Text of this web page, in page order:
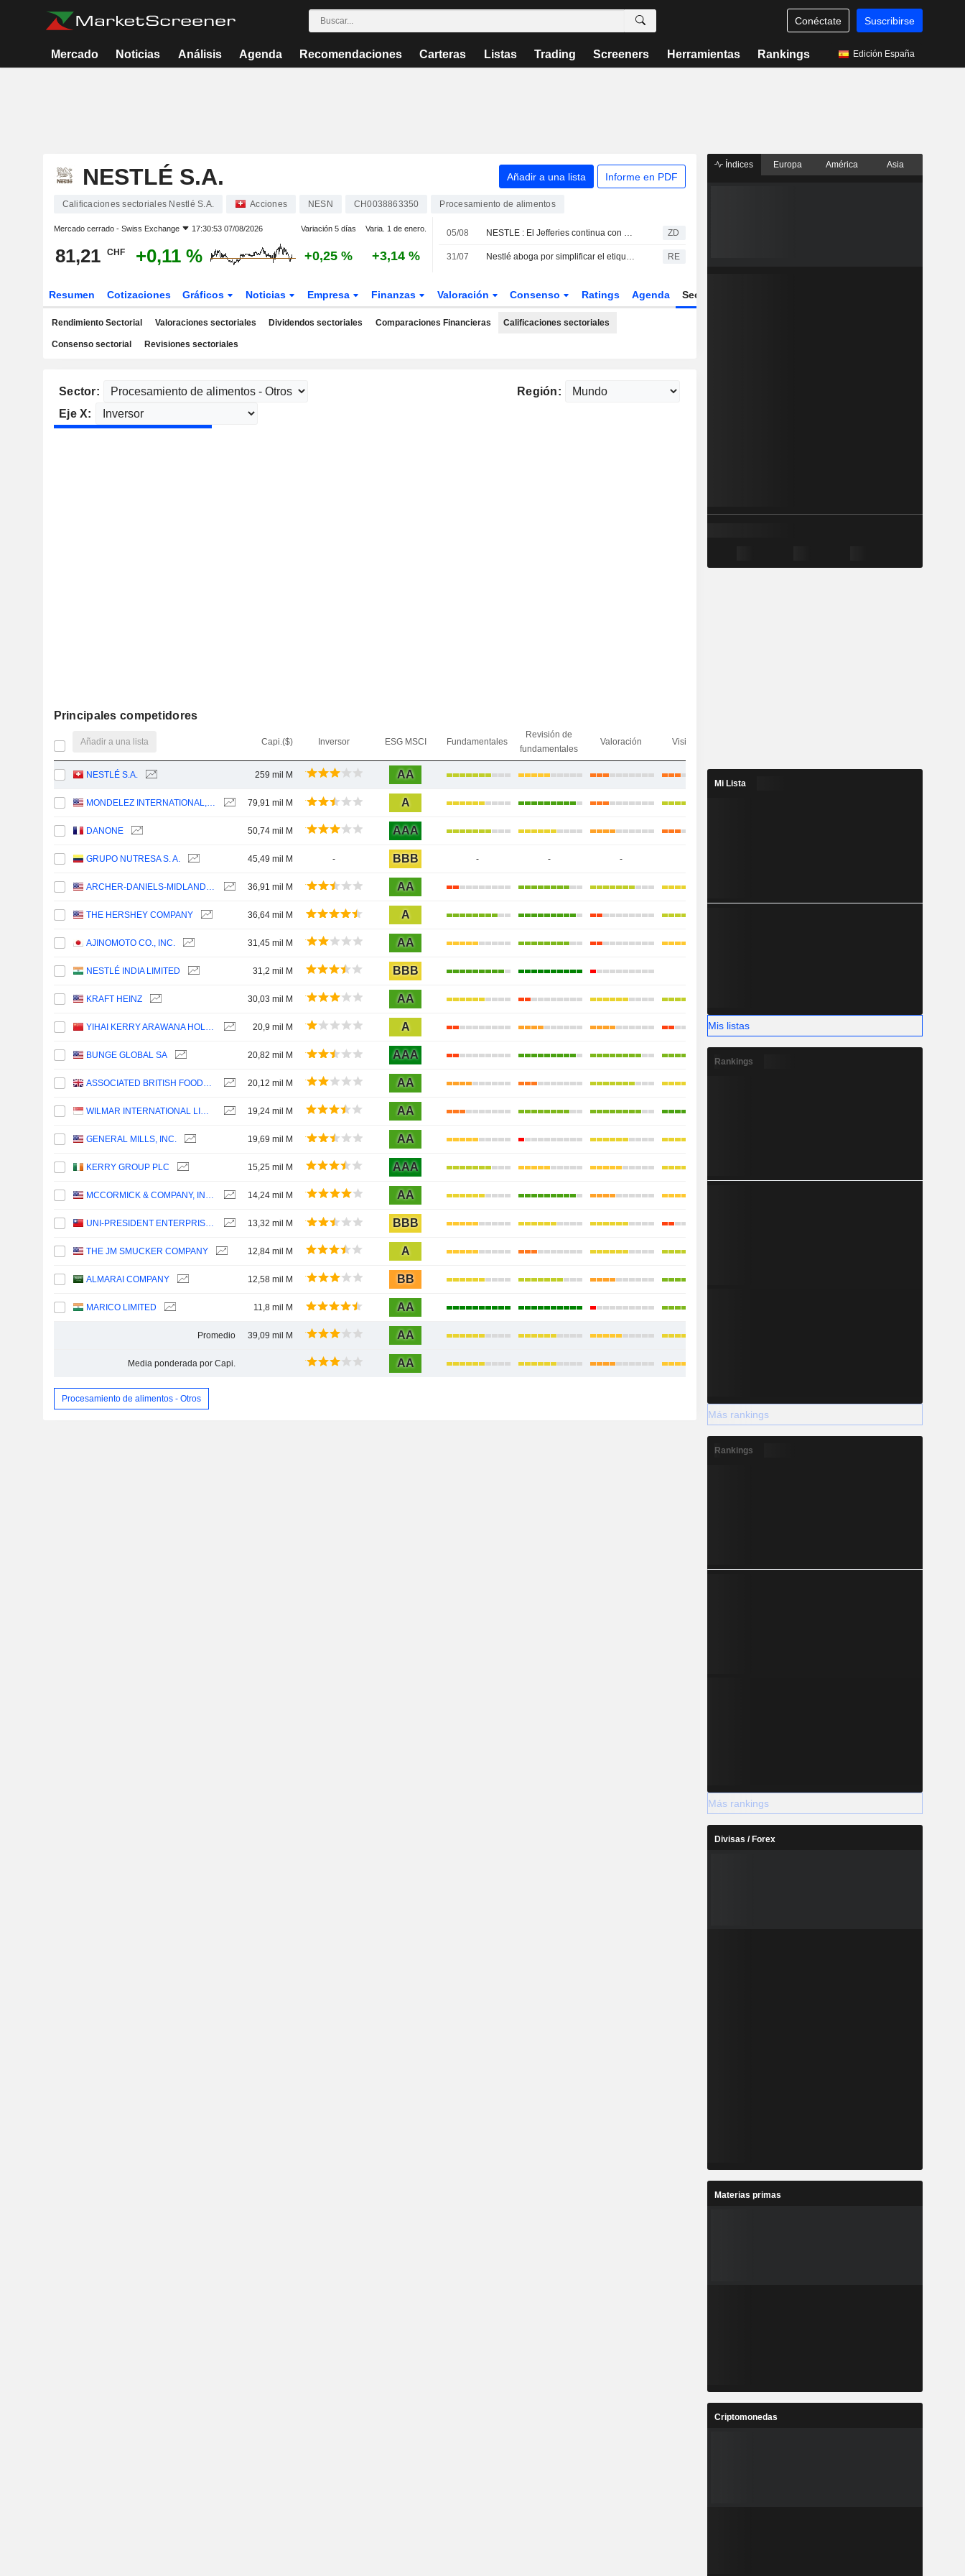
Conéctate Suscribirse
Mercado Noticias Análisis Agenda Recomendaciones Carteras Listas Trading Screeners Herramientas Rankings Edición España
NESTLÉ S.A. Añadir a una lista Informe en PDF
Calificaciones sectoriales Nestlé S.A. Acciones NESN CH0038863350 Procesamiento de alimentos
Mercado cerrado - Swiss Exchange 17:30:53 07/08/2026 Variación 5 días Varia. 1 de enero.
81,21 CHF +0,11 % +0,25 % +3,14 %
05/08 NESTLE : El Jefferies continua con un recomendación de compra ZD
31/07 Nestlé aboga por simplificar el etiquetado de alimentos en EE. UU. para alejarse de la imagen de ingredientes "Frankenstein" RE
Resumen Cotizaciones Gráficos Noticias Empresa Finanzas Valoración Consenso Ratings Agenda Sector
Rendimiento Sectorial Valoraciones sectoriales Dividendos sectoriales Comparaciones Financieras Calificaciones sectoriales
Consenso sectorial Revisiones sectoriales
Sector:
Región:
Eje X:
Principales competidores
Añadir a una lista Capi.($) Inversor ESG MSCI Fundamentales
Revisión de
fundamentales
Valoración Visibilidad
NESTLÉ S.A. 259 mil M AA
MONDELEZ INTERNATIONAL, INC. 79,91 mil M A
DANONE 50,74 mil M AAA
GRUPO NUTRESA S. A. 45,49 mil M - BBB - - -
ARCHER-DANIELS-MIDLAND COMPANY 36,91 mil M AA
THE HERSHEY COMPANY 36,64 mil M A
AJINOMOTO CO., INC. 31,45 mil M AA
NESTLÉ INDIA LIMITED 31,2 mil M BBB
KRAFT HEINZ 30,03 mil M AA
YIHAI KERRY ARAWANA HOLDINGS CO., LTD 20,9 mil M A
BUNGE GLOBAL SA 20,82 mil M AAA
ASSOCIATED BRITISH FOODS PLC 20,12 mil M AA
WILMAR INTERNATIONAL LIMITED 19,24 mil M AA
GENERAL MILLS, INC. 19,69 mil M AA
KERRY GROUP PLC 15,25 mil M AAA
MCCORMICK & COMPANY, INCORPORATED 14,24 mil M AA
UNI-PRESIDENT ENTERPRISES CORP. 13,32 mil M BBB
THE JM SMUCKER COMPANY 12,84 mil M A
ALMARAI COMPANY 12,58 mil M BB
MARICO LIMITED 11,8 mil M AA
Promedio 39,09 mil M AA
Media ponderada por Capi. AA
Procesamiento de alimentos - Otros
Índices Europa América Asia
Mi Lista
Mis listas
Rankings
Más rankings
Rankings
Más rankings
Divisas / Forex
Materias primas
Criptomonedas